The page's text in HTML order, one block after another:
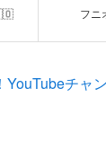
フニ
チャ